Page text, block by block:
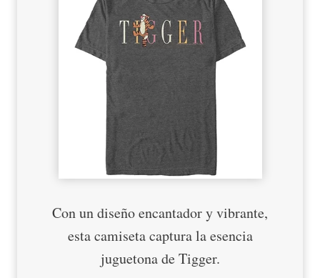
Con un diseño encantador y vibrante,
esta camiseta captura la esencia
juguetona de Tigger.